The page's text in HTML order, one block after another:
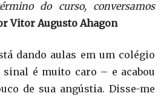
do curso, conversamos
Vitor Augusto Ahagon
dando aulas em um colégio
é muito caro – e acabou
de sua angústia. Disse-me